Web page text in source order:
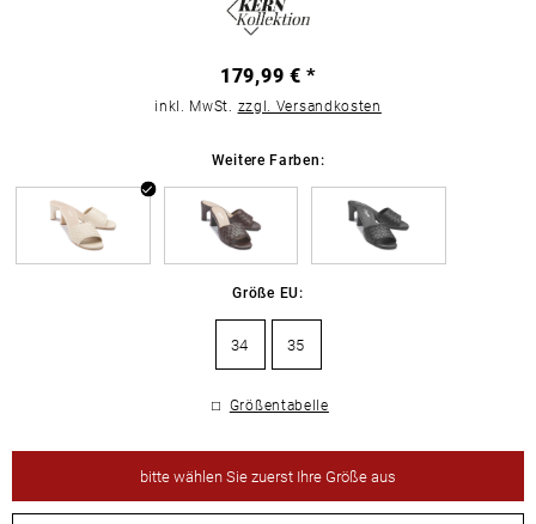
179,99 € *
inkl. MwSt. zzgl. Versandkosten
Weitere Farben:
Größe EU:
34 35
Größentabelle
bittewählen Sie zuerst Ihre Größe aus